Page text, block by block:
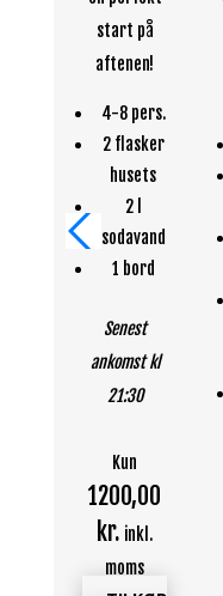
start på
aftenen!
4-8 pers.
2 flasker
husets
2 l
sodavand
1 bord
Senest
ankomst kl
21:30
Kun
1200,00
kr. inkl.
moms